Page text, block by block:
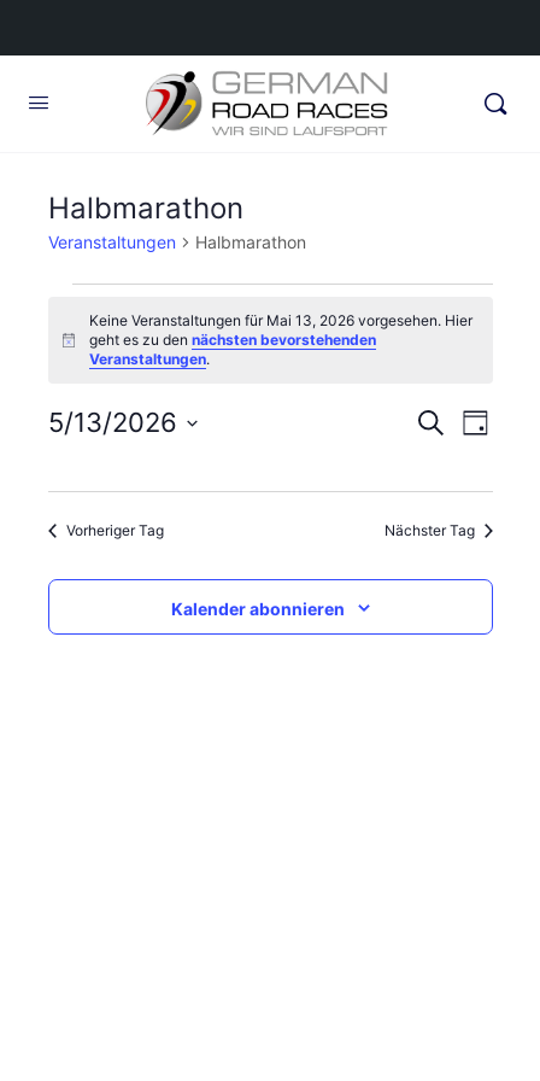
Halbmarathon
Veranstaltungen Halbmarathon
für
Mai
13,
Hinweis
Keine Veranstaltungen für Mai 13, 2026 vorgesehen. Hier
geht es zu dennächsten bevorstehenden
Veranstaltungen.
und
SucheTag
5/13/2026
wählen.
Vorheriger Tag Nächster Tag
Kalender abonnieren